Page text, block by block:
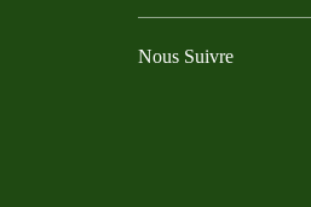
Nous Suivre